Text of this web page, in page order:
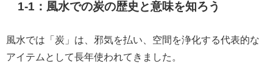
1-1：風水での炭の歴史と意味を知ろう
風水では「炭」は、邪気を払い、空間を浄化する代表的な
アイテムとして長年使われてきました。